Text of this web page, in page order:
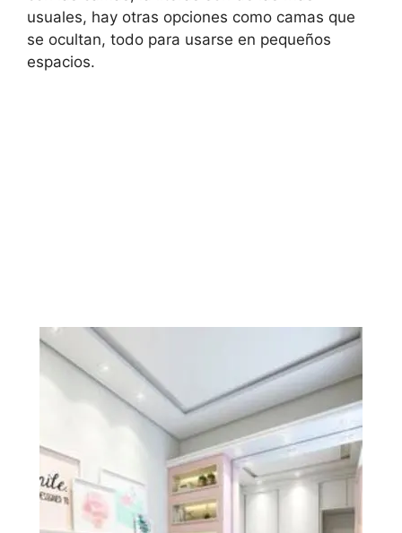
usuales, hay otras opciones como camas que
se ocultan, todo para usarse en pequeños
espacios.